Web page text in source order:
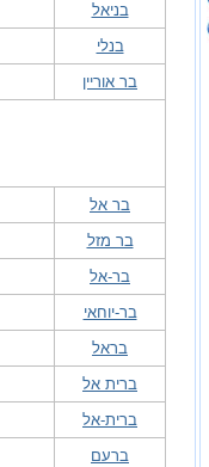
בניאל
בנלי
בר אוריין
בר אל
בר מזל
בר-אל
בר-יוחאי
בראל
ברית אל
ברית-אל
ברעם